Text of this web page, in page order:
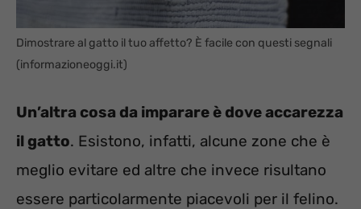
Dimostrare al gatto il tuo affetto? È facile con questi segnali
(informazioneoggi.it)
Un’altra cosa da imparare è dove accarezza
il gatto. Esistono, infatti, alcune zone che è
meglio evitare ed altre che invece risultano
essere particolarmente piacevoli per il felino.